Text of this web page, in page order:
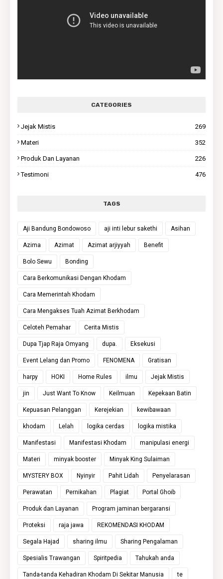
CATEGORIES
Jejak Mistis 269
Materi 352
Produk Dan Layanan 226
Testimoni 476
TAGS
Aji Bandung Bondowoso aji inti lebur sakethi Asihan
Azima Azimat Azimat arjiyyah Benefit
Bolo Sewu Bonding
Cara Berkomunikasi Dengan Khodam
Cara Memerintah Khodam
Cara Mengakses Tuah Azimat Berkhodam
Celoteh Pemahar Cerita Mistis
Dupa Tjap Raja Omyang dupa. Eksekusi
Event Lelang dan Promo FENOMENA Gratisan
harpy HOKI Home Rules ilmu Jejak Mistis
jin Just Want To Know Keilmuan Kepekaan Batin
Kepuasan Pelanggan Kerejekian kewibawaan
khodam Lelah logika cerdas logika mistika
Manifestasi Manifestasi Khodam manipulasi energi
Materi minyak booster Minyak King Sulaiman
MYSTERY BOX Nyinyir Pahit Lidah Penyelarasan
Perawatan Pernikahan Plagiat Portal Ghoib
Produk dan Layanan Program jaminan bergaransi
Proteksi raja jawa REKOMENDASI KHODAM
Segala Hajad sharing ilmu Sharing Pengalaman
Spesialis Trawangan Spiritpedia Tahukah anda
Tanda-tanda Kehadiran Khodam Di Sekitar Manusia te